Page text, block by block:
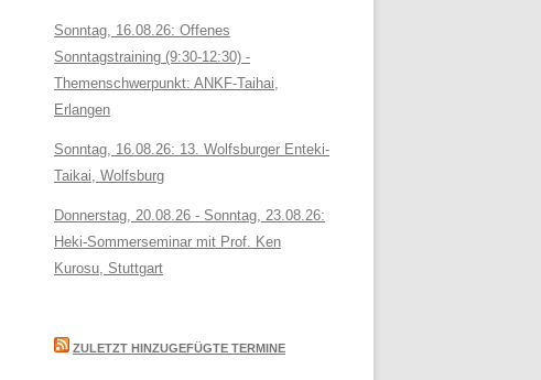
Sonntag, 16.08.26: Offenes
Sonntagstraining (9:30-12:30) -
Themenschwerpunkt: ANKF-Taihai,
Erlangen
Sonntag, 16.08.26: 13. Wolfsburger Enteki-
Taikai, Wolfsburg
Donnerstag, 20.08.26 - Sonntag, 23.08.26:
Heki-Sommerseminar mit Prof. Ken
Kurosu, Stuttgart
ZULETZT HINZUGEFÜGTE TERMINE